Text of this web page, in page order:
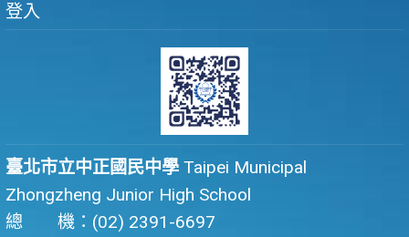
登入
臺北市立中正國民中學 Taipei Municipal
Zhongzheng Junior High School
總 機：(02) 2391-6697